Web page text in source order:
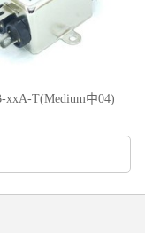
xxA-T(Medium中04)